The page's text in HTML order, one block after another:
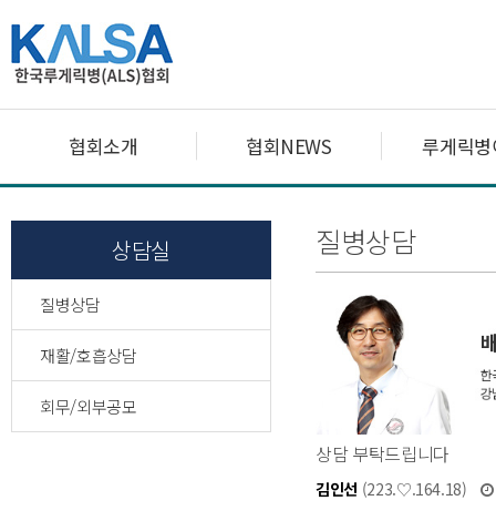
협회소개 협회NEWS 루게릭
상담실
질병상담
재활/호흡상담
회무/외부공모
질병상담
상담 부탁드립니다
김인선 (223.♡.164.18)